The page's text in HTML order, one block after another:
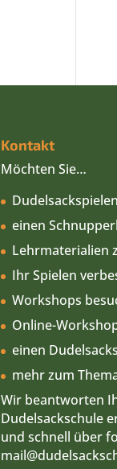
Kontakt
Möchten Sie…
einen
Lehrmaterialien
Ihr Spielen
Workshops
Online-
einen
mehr zum
Wir beantworten
Dudelsackschule
und schnell über
mail